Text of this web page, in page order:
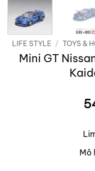
LIFE STYLE / TOYS &
Mini GT
Mô